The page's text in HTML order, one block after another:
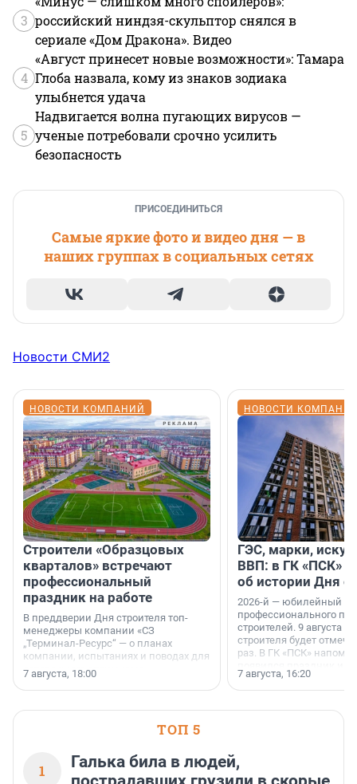
3 российский ниндзя-скульптор снялся в
сериале «Дом Дракона». Видео
4
«Август принесет новые возможности»: Тамара
Глоба назвала, кому из знаков зодиака
улыбнется удача
5
Надвигается волна пугающих вирусов —
ученые потребовали срочно усилить
безопасность
ПРИСОЕДИНИТЬСЯ
Самые яркие фото и видео дня — в
наших группах в социальных сетях
Новости СМИ2
НОВОСТИ КОМПАНИЙ
Строители «Образцовых
кварталов» встречают
профессиональный
праздник на работе
В преддверии Дня строителя топ-
менеджеры компании «СЗ
„Терминал-Ресурс“ — о планах
компании, испытаниях и поводах для
осторожного оптимизма.
7 августа, 18:00
НОВОСТИ
ГЭС, марки,
ВВП: в ГК «ПСК»
об истории Дня
2026-й — юбилейный
профессионального
строителей. 9 августа
строителя будет
раз. В ГК «ПСК»
поменялась роль
7 августа, 16:20
ТОП 5
1
Галька била в людей,